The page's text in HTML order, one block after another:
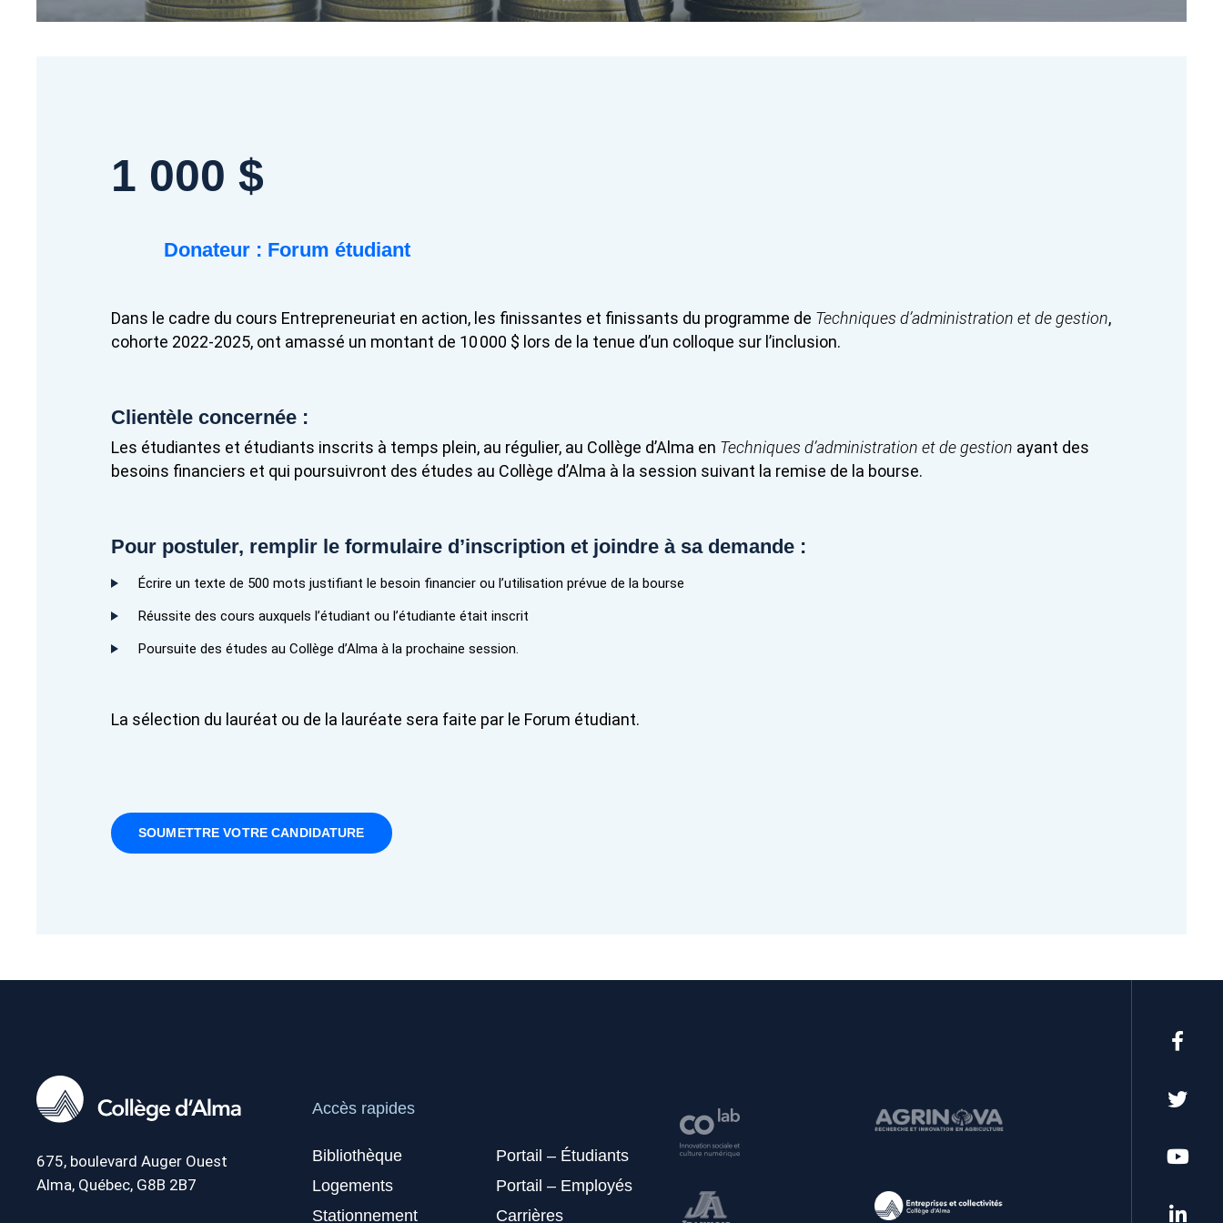
1 000 $
Donateur : Forum étudiant
Dans le cadre du cours Entrepreneuriat en action, les finissantes et finissants du programme de Techniques d’administration et de gestion,
cohorte 2022-2025, ont amassé un montant de 10000 $ lors de la tenue d’un colloque sur l’inclusion.
Clientèle concernée :
Les étudiantes et étudiants inscrits à temps plein, au régulier, au Collège d’Alma en Techniques d’administration et de gestion ayant des
besoins financiers et qui poursuivront des études au Collège d’Alma à la session suivant la remise de la bourse.
Pour postuler, remplir le formulaire d’inscription et joindre à sa demande :
Écrire un texte de 500 mots justifiant le besoin financier ou l’utilisation prévue de la bourse
Réussite des cours auxquels l’étudiant ou l’étudiante était inscrit
Poursuite des études au Collège d’Alma à la prochaine session.
La sélection du lauréat ou de la lauréate sera faite par le Forum étudiant.
SOUMETTRE VOTRE CANDIDATURE
675, boulevard Auger Ouest
Alma, Québec, G8B 2B7
Accès rapides
Bibliothèque
Logements
Stationnement
Portail – Étudiants
Portail – Employés
Carrières